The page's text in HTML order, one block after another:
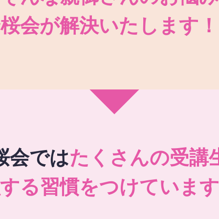
会が解決いたします！
会ではたくさんの受講
る習慣をつけています